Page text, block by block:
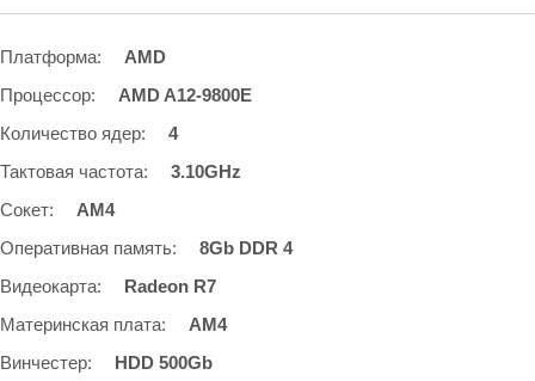
Платформа:
AMD
Процессор:
AMD A12-9800E
Количество ядер:
4
Тактовая частота:
3.10GHz
Сокет:
AM4
Оперативная память:
8Gb DDR 4
Видеокарта:
Radeon R7
Материнская плата:
AM4
Винчестер:
HDD 500Gb